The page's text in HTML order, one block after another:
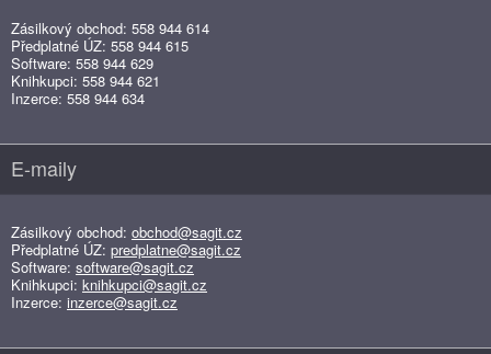
Zásilkový obchod: 558 944 614
Předplatné ÚZ: 558 944 615
Software: 558 944 629
Knihkupci: 558 944 621
Inzerce: 558 944 634
E-maily
Zásilkový obchod: obchod@sagit.cz
Předplatné ÚZ: predplatne@sagit.cz
Software: software@sagit.cz
Knihkupci: knihkupci@sagit.cz
Inzerce: inzerce@sagit.cz